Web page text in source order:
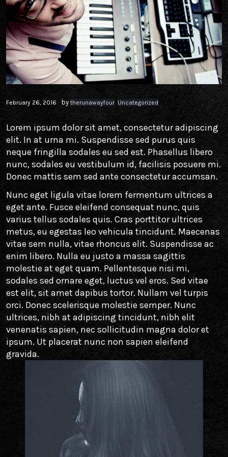
TWITTER
FACEBOOK
TIKTOK
February 26, 2016 by therunawayfour Uncategorized
Lorem ipsum dolor sit amet, consectetur adipiscing
elit. In at urna mi. Suspendisse sed purus quis
neque fringilla sodales eu sed est. Phasellus libero
nunc, sodales eu vestibulum id, facilisis posuere mi.
Donec mattis sem sed ante consectetur accumsan.
Nunc eget ligula vitae lorem fermentum ultrices a
eget ante. Fusce eleifend consequat nunc, quis
varius tellus sodales quis. Cras porttitor ultrices
metus, eu egestas leo vehicula tincidunt. Maecenas
vitae sem nulla, vitae rhoncus elit. Suspendisse ac
enim libero. Nulla eu justo a massa sagittis
molestie at eget quam. Pellentesque nisi mi,
sodales sed ornare eget, luctus vel eros. Sed vitae
est elit, sit amet dapibus tortor. Nullam vel turpis
orci. Donec scelerisque molestie semper. Nunc
ultrices, nibh at adipiscing tincidunt, nibh elit
venenatis sapien, nec sollicitudin magna dolor et
ipsum. Ut placerat nunc non sapien eleifend
gravida.